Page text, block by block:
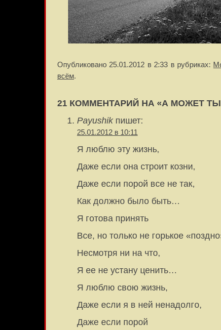
Опубликовано 25.01.2012 в 2:33 в рубриках:
всём.
21 КОММЕНТАРИЙ НА «А МОЖЕТ
Payushikпишет:
25.01.2012 в 10:11
Я люблю эту жизнь,
Даже если она строит козни,
Даже если порой все не так,
Как должно было быть…
Я готова принять
Все, но только не горькое
Несмотря ни на что,
Я ее не устану ценить…
Я люблю свою жизнь,
Даже если я в ней ненадолго,
Даже если порой